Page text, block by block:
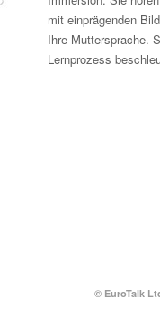
mit einprägenden
Ihre Muttersprache.
Lernprozess
© EuroTalk